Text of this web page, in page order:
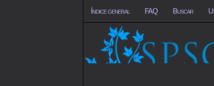
Índice general FAQ Buscar